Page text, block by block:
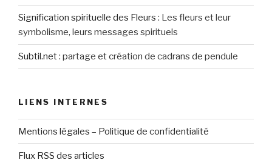
Signification spirituelle des Fleurs : Les fleurs et leur
symbolisme, leurs messages spirituels
Subtil.net: partage et création de cadrans de pendule
LIENS INTERNES
Mentions légales – Politique de confidentialité
Flux RSS des articles